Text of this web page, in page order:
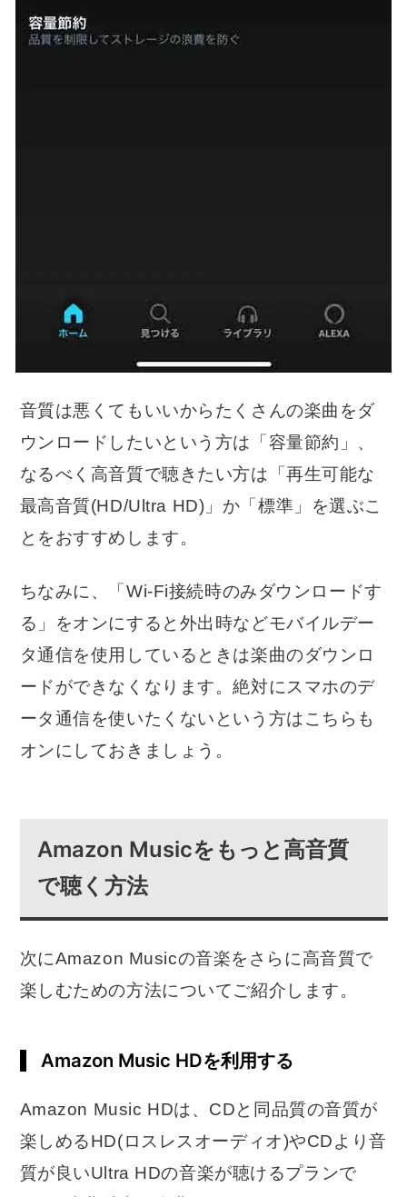
音質は悪くてもいいからたくさんの楽曲をダ
ウンロードしたいという方は「容量節約」、
なるべく高音質で聴きたい方は「再生可能な
最高音質(HD/Ultra HD)」か「標準」を選ぶこ
とをおすすめします。
ちなみに、「Wi-Fi接続時のみダウンロードす
る」をオンにすると外出時などモバイルデー
タ通信を使用しているときは楽曲のダウンロ
ードができなくなります。絶対にスマホのデ
ータ通信を使いたくないという方はこちらも
オンにしておきましょう。
Amazon Musicをもっと高音質
で聴く方法
次にAmazon Musicの音楽をさらに高音質で
楽しむための方法についてご紹介します。
Amazon Music HDを利用する
Amazon Music HDは、CDと同品質の音質が
楽しめるHD(ロスレスオーディオ)やCDより音
質が良いUltra HDの音楽が聴けるプランで